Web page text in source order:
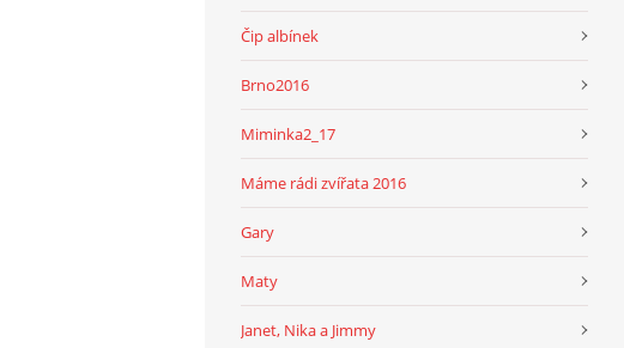
Čip albínek
Brno2016
Miminka2_17
Máme rádi zvířata 2016
Gary
Maty
Janet, Nika a Jimmy